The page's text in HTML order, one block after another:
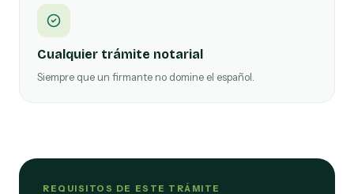
Cualquier trámite notarial
Siempre que un firmante no domine el español.
REQUISITOS DE ESTE TRÁMITE